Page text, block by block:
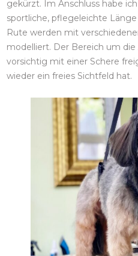
gekürzt. Im Anschluss habe
sportliche, pflegeleichte
Rute werden mit
modelliert. Der Bereich um
vorsichtig mit einer Schere
wieder ein freies Sichtfeld hat.